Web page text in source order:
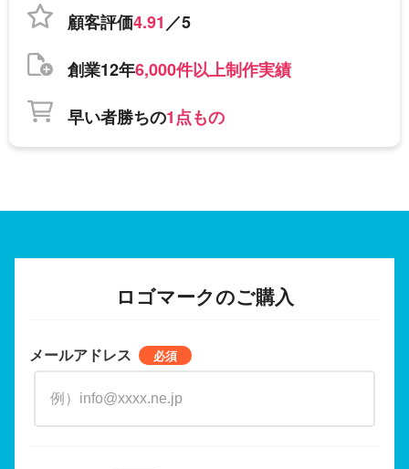
顧客評価4.91／5
創業12年6,000件以上制作実績
早い者勝ちの1点もの
ロゴマークのご購入
メールアドレス